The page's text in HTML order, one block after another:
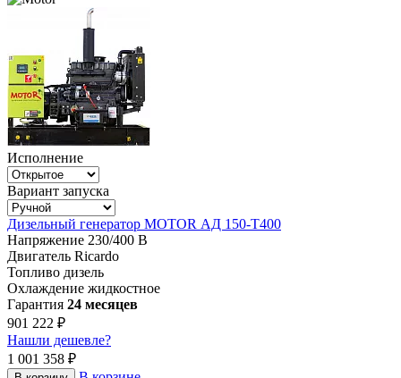
Исполнение
Вариант запуска
Дизельный генератор MOTOR АД 150-Т400
Напряжение 230/400 В
Двигатель Ricardo
Топливо дизель
Охлаждение жидкостное
Гарантия 24 месяцев
901 222 ₽
Нашли дешевле?
1 001 358 ₽